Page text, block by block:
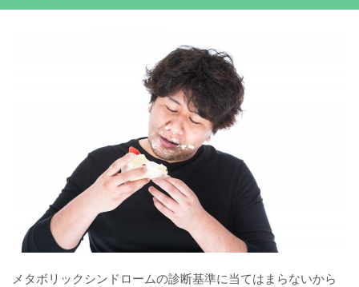
メタボリックシンドロームの診断基準に当てはまらないから